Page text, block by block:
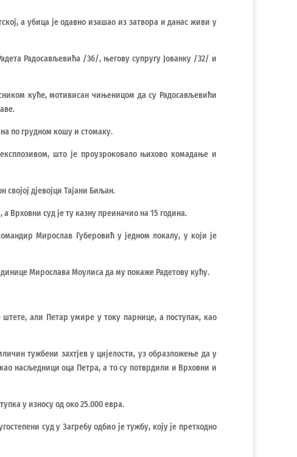
а убица је одавно изашао из затвора и данас живи у
Радосављевића /36/, његову супругу Јованку /32/ и
куће, мотивисан чињеницом да су Радосављевићи
по грудном кошу и стомаку.
што је проузроковало њихово комадање и
дјевојци Тајани Биљан.
Врховни суд је ту казну преиначио на 15 година.
Мирослав Губеровић у једном локалу, у који је
Мирослава Моулиса да му покаже Радетову кућу.
али Петар умире у току парнице, а поступак, као
тужбени захтјев у цијелости, уз образложење да у
насљедници оца Петра, а то су потврдили и Врховни и
у износу од око 25.000 евра.
суд у Загребу одбио је тужбу, коју је претходно